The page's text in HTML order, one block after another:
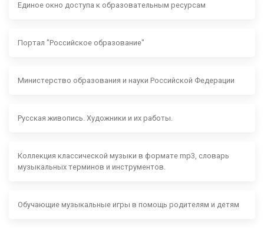
Единое окно доступа к образовательным ресурсам
Портал "Российское образование"
Министерство образования и науки Российской Федерации
Русская живопись. Художники и их работы.
Коллекция классической музыки в формате mp3, словарь
музыкальных терминов и инструментов.
Обучающие музыкальные игры в помощь родителям и детям